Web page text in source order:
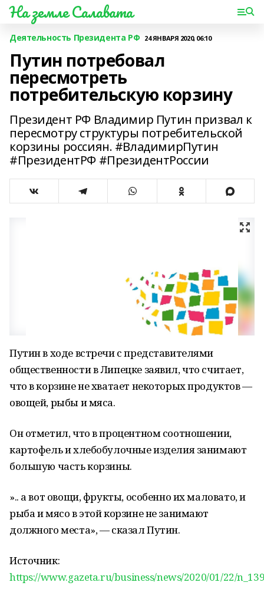
На земле Салавата
Деятельность Президента РФ 24 ЯНВАРЯ 2020, 06:10
Путин потребовал
пересмотреть
потребительскую корзину
Президент РФ Владимир Путин призвал к
пересмотру структуры потребительской
корзины россиян. #ВладимирПутин
#ПрезидентРФ #ПрезидентРоссии
Путин в ходе встречи с представителями
общественности в Липецке заявил, что считает,
что в корзине не хватает некоторых продуктов —
овощей, рыбы и мяса.
Он отметил, что в процентном соотношении,
картофель и хлебобулочные изделия занимают
большую часть корзины.
».. а вот овощи, фрукты, особенно их маловато, и
рыба и мясо в этой корзине не занимают
должного места», — сказал Путин.
Источник:
https://www.gazeta.ru/business/news/2020/01/22/